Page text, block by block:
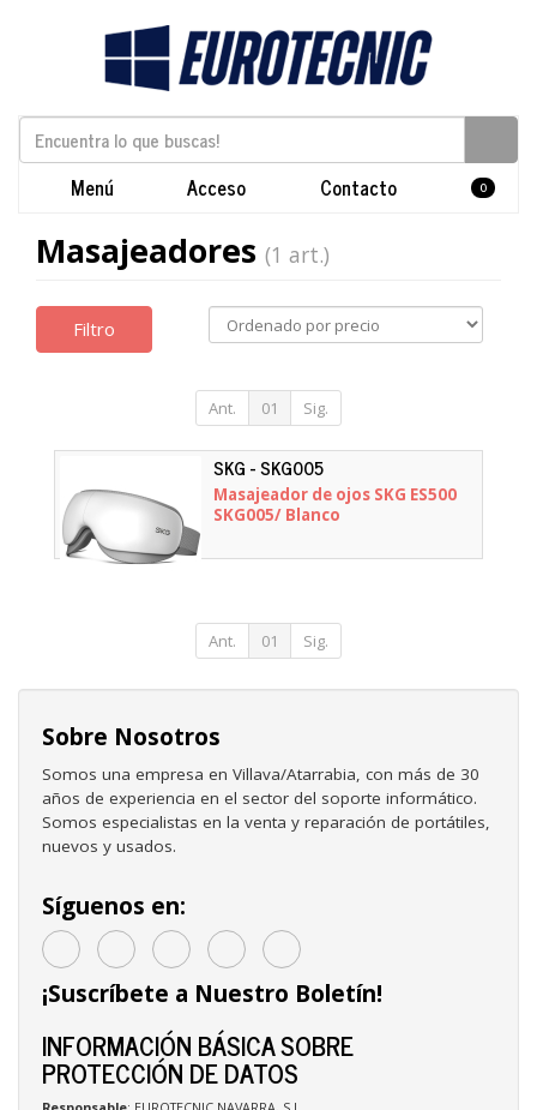
Menú Acceso Contacto 0
Masajeadores (1 art.)
Filtro
Ant. 01 Sig.
SKG - SKG005
Masajeador de ojos SKG ES500
SKG005/ Blanco
Ant. 01 Sig.
Sobre Nosotros
Somos una empresa en Villava/Atarrabia, con más de 30
años de experiencia en el sector del soporte informático.
Somos especialistas en la venta y reparación de portátiles,
nuevos y usados.
Síguenos en:
¡Suscríbete a Nuestro Boletín!
INFORMACIÓN BÁSICA SOBRE
PROTECCIÓN DE DATOS